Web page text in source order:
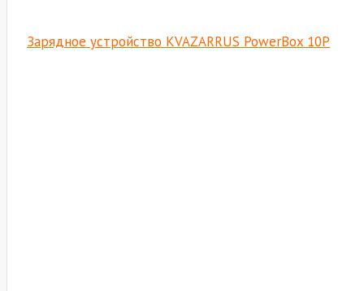
Зарядное устройство KVAZARRUS PowerBox 10P